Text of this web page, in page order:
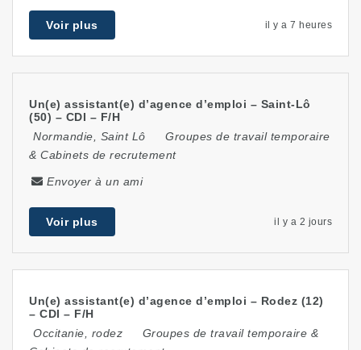
Voir plus il y a 7 heures
Un(e) assistant(e) d’agence d’emploi – Saint-Lô
(50) – CDI – F/H
Normandie
Saint Lô
Groupes de travail temporaire
& Cabinets de recrutement
Envoyer à un ami
Voir plus il y a 2 jours
Un(e) assistant(e) d’agence d’emploi – Rodez (12)
– CDI – F/H
Occitanie
rodez
Groupes de travail temporaire &